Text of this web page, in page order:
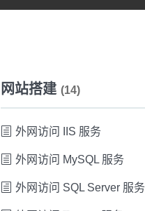
网站搭建 (14)
外网访问 IIS 服务
外网访问 MySQL 服务
外网访问 SQL Server 服务